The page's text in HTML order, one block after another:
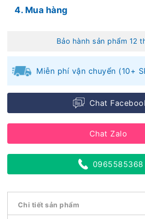
4. Mua hàng
Bảo hành sản phẩm 12
Miễn phí vận chuyển (10+
Chat
Chat Zalo
0965585368
Chi tiết sản phẩm